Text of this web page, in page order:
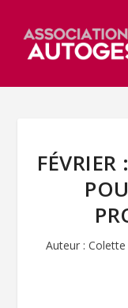
Auteur : Colette